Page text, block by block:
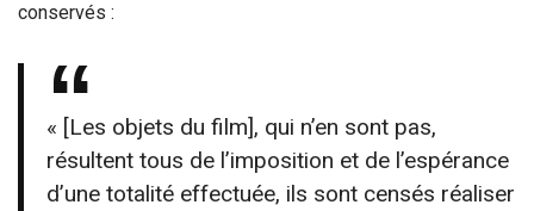
conservés :
« [Les objets du film], qui n’en sont pas,
résultent tous de l’imposition et de l’espérance
d’une totalité effectuée, ils sont censés réaliser